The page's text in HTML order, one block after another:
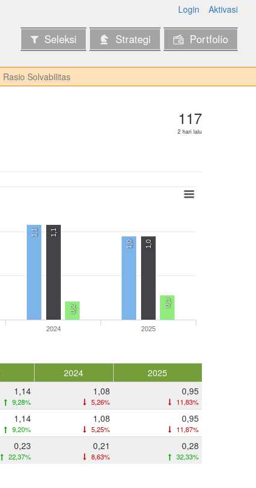
Login Aktivasi
Seleksi Strategi Portfolio
Rasio Solvabilitas
117
2 hari lalu
1,1
1,0
1,1
1,0
0,2
0,3
2024 2025
2024
2025
1,14
9,28%
1,08
5,26%
0,95
11,83%
1,14
9,20%
1,08
5,25%
0,95
11,87%
0,23
22,37%
0,21
8,63%
0,28
32,33%